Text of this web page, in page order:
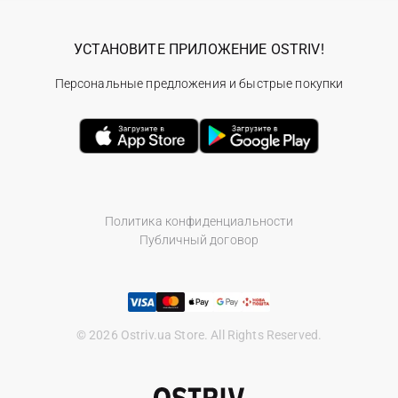
Политика конфиденциальности
Публичный договор
© 2026 Ostriv.ua Store. All Rights Reserved.
УСТАНОВИТЕ ПРИЛОЖЕНИЕ OSTRIV!
Персональные предложения и быстрые покупки